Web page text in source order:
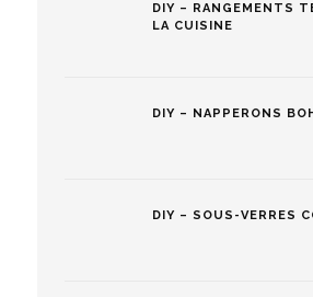
DIY – RANGEMENTS
LA CUISINE
DIY – NAPPERONS
DIY – SOUS-VERRES